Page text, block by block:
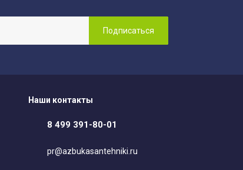
Наши контакты
8 499 391-80-01
pr@azbukasantehniki.ru